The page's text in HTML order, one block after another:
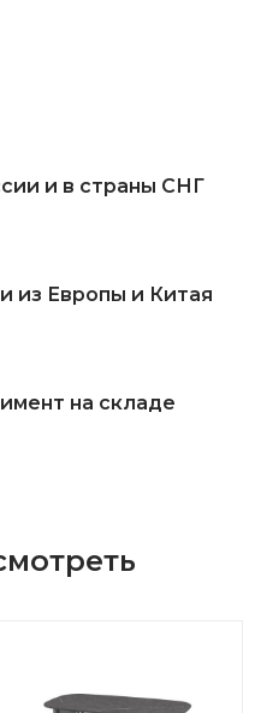
в графитовом
и в страны СНГ
из Европы и Китая
на складе